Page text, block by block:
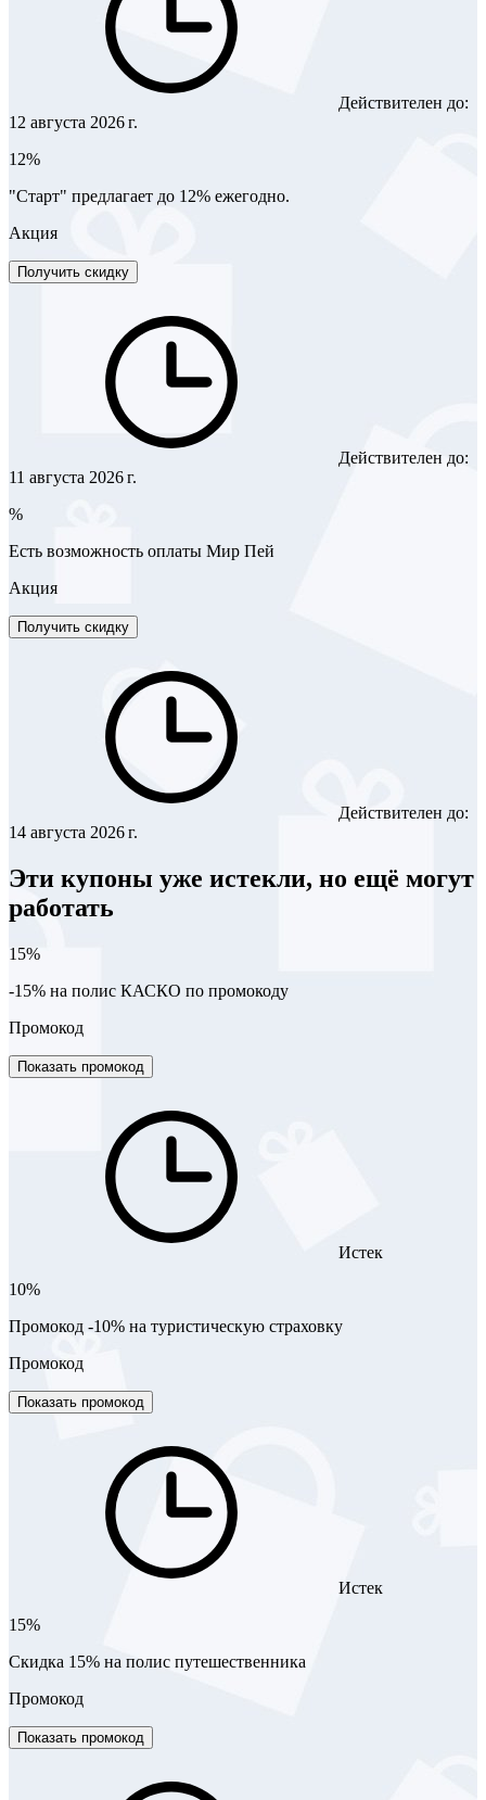
Действителен до:
12 августа 2026 г.
12%
"Старт" предлагает до 12% ежегодно.
Акция
Получить скидку
Действителен до:
11 августа 2026 г.
%
Есть возможность оплаты Мир Пей
Акция
Получить скидку
Действителен до:
14 августа 2026 г.
Эти купоны уже истекли, но ещё могут
работать
15%
-15% на полис КАСКО по промокоду
Промокод
Показать промокод
Истек
10%
Промокод -10% на туристическую страховку
Промокод
Показать промокод
Истек
15%
Скидка 15% на полис путешественника
Промокод
Показать промокод